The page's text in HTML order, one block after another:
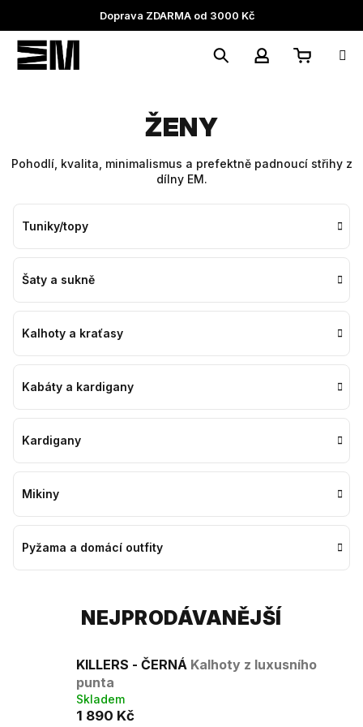
obsah
Doprava ZDARMA od 3000 Kč
ŽENY
Pohodlí, kvalita, minimalismus a prefektně padnoucí střihy z
dílny EM.
Tuniky/topy
Šaty a sukně
Kalhoty a kraťasy
Kabáty a kardigany
Kardigany
Mikiny
Pyžama a domácí outfity
NEJPRODÁVANĚJŠÍ
KILLERS - ČERNÁ Kalhoty z luxusního
punta
Skladem
1 890 Kč